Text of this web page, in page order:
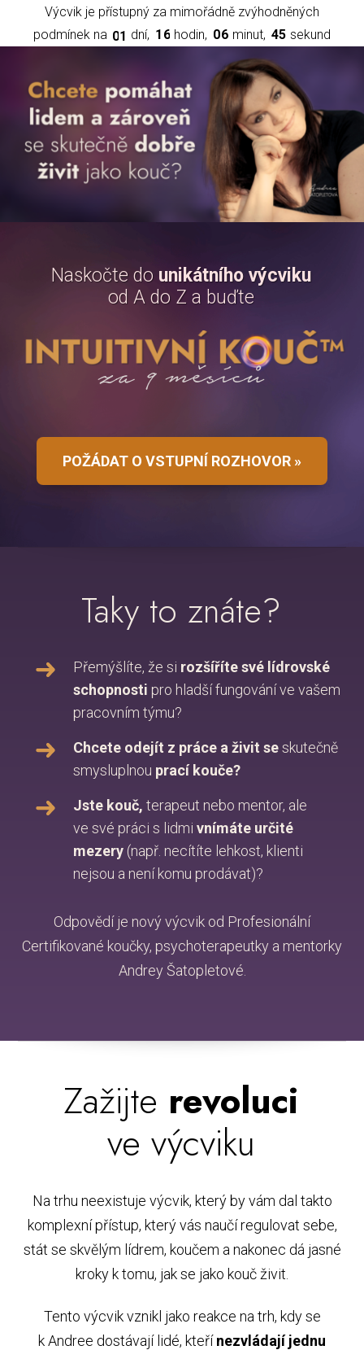
Výcvik je přístupný za mimořádně zvýhodněných
podmínek na 01 dní 1 6 hodin 06 minut 44 sekund
Naskočte do unikátního výcviku
od A do Z a buďte
za 9 měsíců
POŽÁDAT O VSTUPNÍ ROZHOVOR »
Taky to znáte?
Přemýšlíte, že si rozšíříte své lídrovské
schopnosti pro hladší fungování ve vašem
pracovním týmu?
Chcete odejít z práce a živit seskutečně
smysluplnou prací kouče?
Jste kouč, terapeut nebo mentor, ale
ve své práci s lidmivnímáte určité
mezery (např. necítíte lehkost, klienti
nejsou a není komu prodávat)?
Odpovědí je nový výcvik od Profesionální
Certifikované koučky, psychoterapeutky a mentorky
Andrey Šatopletové.
Zažijte revoluci
ve výcviku
Na trhu neexistuje výcvik, který by vám dal takto
komplexní přístup, který vás naučí regulovat sebe,
stát se skvělým lídrem, koučem a nakonec dá jasné
kroky k tomu, jak se jako kouč živit.
Tento výcvik vznikl jako reakce na trh, kdy se
k Andree dostávají lidé, kteřínezvládají jednu